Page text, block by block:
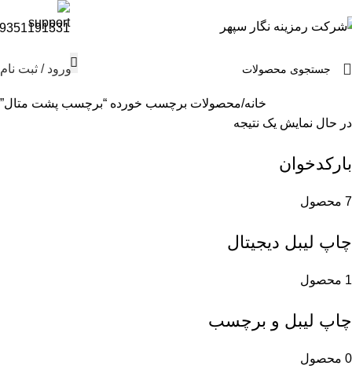
ورود / ثبت نام
خانه محصولات برچسب خورده “برچسب پشت متال”
در حال نمایش یک نتیجه
بارکدخوان
7 محصول
چاپ لیبل دیجیتال
1 محصول
چاپ لیبل و برچسب
0 محصول